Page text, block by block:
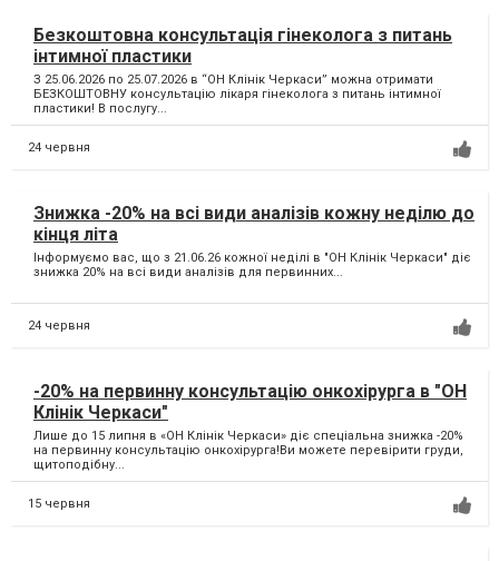
Безкоштовна консультація гінеколога з питань
інтимної пластики
З 25.06.2026 по 25.07.2026 в “ОН Клінік Черкаси” можна отримати
БЕЗКОШТОВНУ консультацію лікаря гінеколога з питань інтимної
пластики! В послугу...
24 червня
Знижка -20% на всі види аналізів кожну неділю до
кінця літа
Інформуємо вас, що з 21.06.26 кожної неділі в "ОН Клінік Черкаси" діє
знижка 20% на всі види аналізів для первинних...
24 червня
-20% на первинну консультацію онкохірурга в "ОН
Клінік Черкаси"
Лише до 15 липня в «ОН Клінік Черкаси» діє спеціальна знижка -20%
на первинну консультацію онкохірурга!Ви можете перевірити груди,
щитоподібну...
15 червня